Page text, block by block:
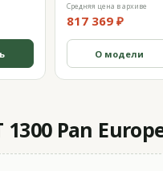
Средняя цена в архиве
817 369 ₽
О модели
Pan